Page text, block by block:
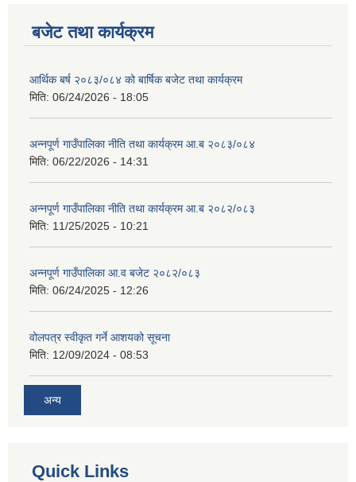
बजेट तथा कार्यक्रम
आर्थिक बर्ष २०८३/०८४ को बार्षिक बजेट तथा कार्यक्रम
मिति: 06/24/2026 - 18:05
अन्नपूर्ण गाउँपालिका नीति तथा कार्यक्रम आ.ब २०८३/०८४
मिति: 06/22/2026 - 14:31
अन्नपूर्ण गाउँपालिका नीति तथा कार्यक्रम आ.ब २०८२/०८३
मिति: 11/25/2025 - 10:21
अन्नपूर्ण गाउँपालिका आ.व बजेट २०८२/०८३
मिति: 06/24/2025 - 12:26
वोलपत्र स्वीकृत गर्ने आशयको सूचना
मिति: 12/09/2024 - 08:53
अन्य
Quick Links